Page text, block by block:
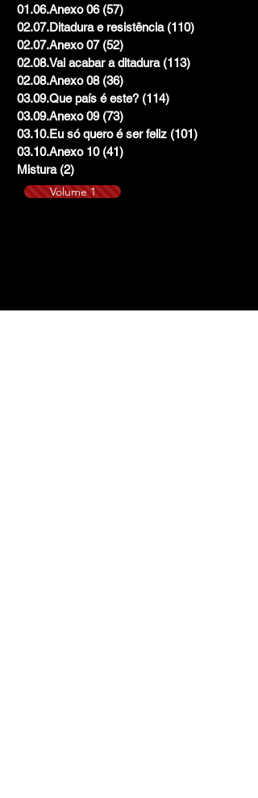
01.06.Anexo 06 (57)
02.07.Ditadura e resistência (110)
02.07.Anexo 07 (52)
02.08.Vai acabar a ditadura (113)
02.08.Anexo 08 (36)
03.09.Que país é este? (114)
03.09.Anexo 09 (73)
03.10.Eu só quero é ser feliz (101)
03.10.Anexo 10 (41)
Mistura (2)
Volume 1